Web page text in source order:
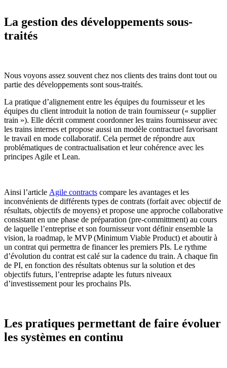
La gestion des développements sous-
traités
Nous voyons assez souvent chez nos clients des trains dont tout ou
partie des développements sont sous-traités.
La pratique d’alignement entre les équipes du fournisseur et les
équipes du client introduit la notion de train fournisseur (« supplier
train »). Elle décrit comment coordonner les trains fournisseur avec
les trains internes et propose aussi un modèle contractuel favorisant
le travail en mode collaboratif. Cela permet de répondre aux
problématiques de contractualisation et leur cohérence avec les
principes Agile et Lean.
Ainsi l’article Agile contracts compare les avantages et les
inconvénients de différents types de contrats (forfait avec objectif de
résultats, objectifs de moyens) et propose une approche collaborative
consistant en une phase de préparation (pre-committment) au cours
de laquelle l’entreprise et son fournisseur vont définir ensemble la
vision, la roadmap, le MVP (Minimum Viable Product) et aboutir à
un contrat qui permettra de financer les premiers PIs. Le rythme
d’évolution du contrat est calé sur la cadence du train. A chaque fin
de PI, en fonction des résultats obtenus sur la solution et des
objectifs futurs, l’entreprise adapte les futurs niveaux
d’investissement pour les prochains PIs.
Les pratiques permettant de faire évoluer
les systèmes en continu